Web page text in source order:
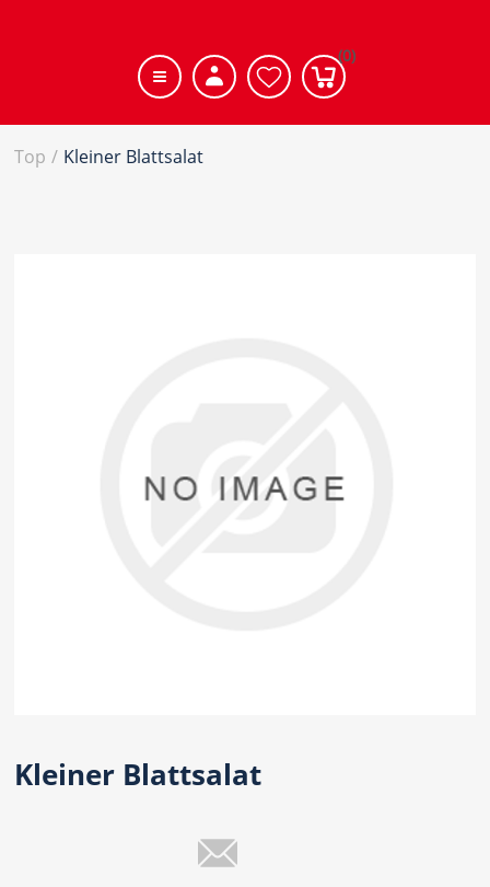
(0)
Top / Kleiner Blattsalat
Kleiner Blattsalat